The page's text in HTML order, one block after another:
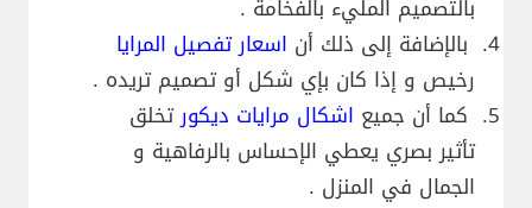
بالتصميم المليء بالفخامة .
بالإضافة إلى ذلك أن اسعار تفصيل المرايا
رخيص و إذا كان بإي شكل أو تصميم تريده .
كما أن جميع اشكال مرايات ديكورتخلق
تأثير بصري يعطي الإحساس بالرفاهية و
الجمال في المنزل .